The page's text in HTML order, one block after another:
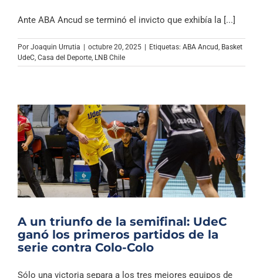
Especiales
Archivo Sonoro
Ante ABA Ancud se terminó el invicto que exhibía la [...]
Por Joaquin Urrutia | octubre 20, 2025 | Etiquetas: ABA Ancud Basket
UdeC Casa del Deporte LNB Chile
A un triunfo de la semifinal: UdeC
ganó los primeros partidos de la
serie contra Colo-Colo
Sólo una victoria separa a los tres mejores equipos de